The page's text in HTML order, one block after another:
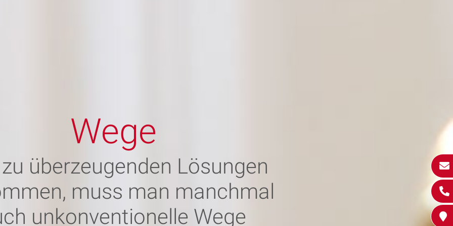
Wege
überzeugenden Lösungen
muss man manchmal
unkonventionelle Wege